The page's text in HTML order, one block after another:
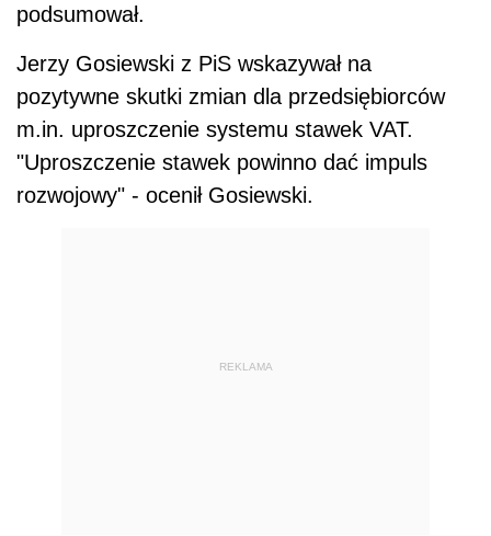
podsumował.
Jerzy Gosiewski z PiS wskazywał na
pozytywne skutki zmian dla przedsiębiorców
m.in. uproszczenie systemu stawek VAT.
"Uproszczenie stawek powinno dać impuls
rozwojowy" - ocenił Gosiewski.
REKLAMA